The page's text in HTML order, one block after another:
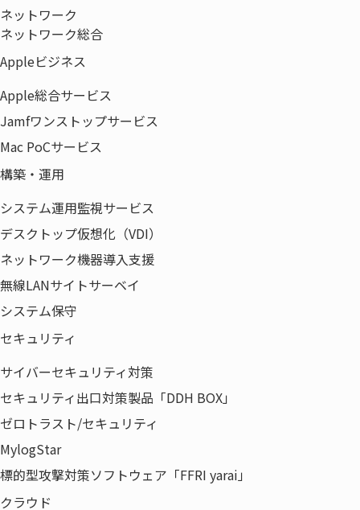
ネットワーク
ネットワーク総合
Appleビジネス
Apple総合サービス
Jamfワンストップサービス
Mac PoCサービス
構築・運用
システム運用監視サービス
デスクトップ仮想化（VDI）
ネットワーク機器導入支援
無線LANサイトサーベイ
システム保守
セキュリティ
サイバーセキュリティ対策
セキュリティ出口対策製品「DDH BOX」
ゼロトラスト/セキュリティ
MylogStar
標的型攻撃対策ソフトウェア「FFRI yarai」
クラウド
セミナープログラム
13:30-
14:00
『知っておきたい賃貸オフィス市場の動向』
～コロナ禍で、「どうなるオフィスマーケッ
講師:三鬼商事株式会社
新宿支店 支店長
14:00-
15:00
SPECIAL EVENT
がる新しい働き方の未来形』
15:40
～コロナ禍におけるプロジェクトマネジメン
ト～
ングセンター